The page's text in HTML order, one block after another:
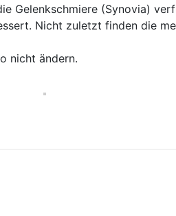
Gelenkschmiere (Synovia)
Nicht zuletzt finden die
nicht ändern.